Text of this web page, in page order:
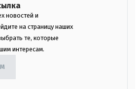
новостей и
на страницу наших
те, которые
интересам.